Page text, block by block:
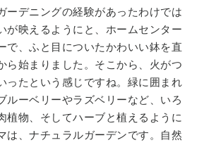
ーデニングの経験があったわけでは
が映えるようにと、ホームセンター
で、ふと目についたかわいい鉢を直
ら始まりました。そこから、火がつ
ったという感じですね。緑に囲まれ
ルーベリーやラズベリーなど、いろ
植物、そしてハーブと植えるように
は、ナチュラルガーデンです。自然